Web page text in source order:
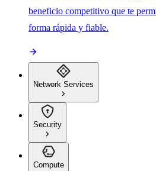
beneficio competitivo que te
forma rápida y fiable.
Network Services
Security
Compute